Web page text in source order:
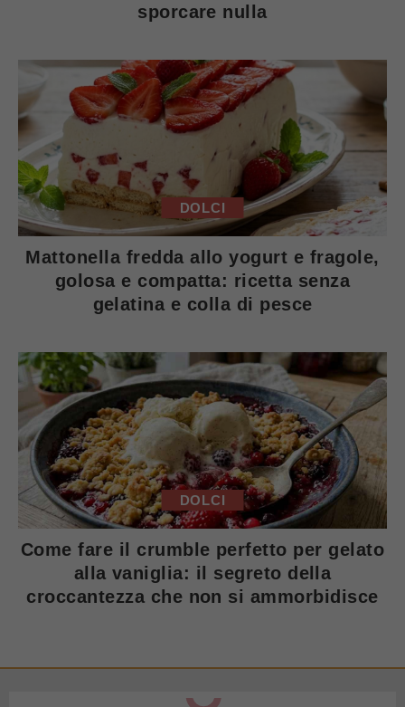
sporcare nulla
DOLCI
Mattonella fredda allo yogurt e fragole,
golosa e compatta: ricetta senza
gelatina e colla di pesce
DOLCI
Come fare il crumble perfetto per gelato
alla vaniglia: il segreto della
croccantezza che non si ammorbidisce